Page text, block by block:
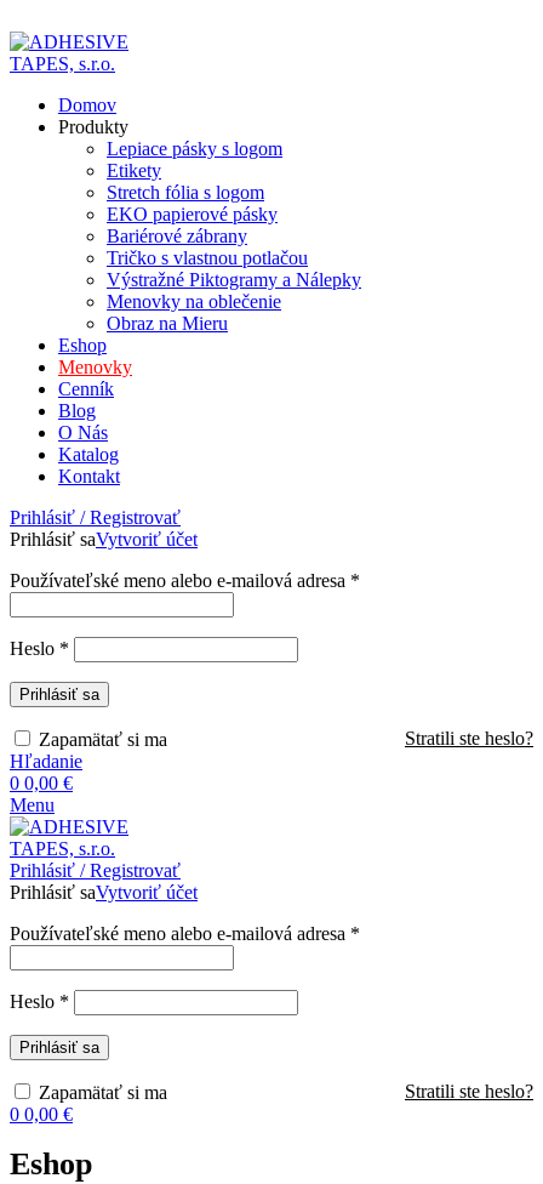
Domov
Produkty
Lepiace pásky s logom
Etikety
Stretch fólia s logom
EKO papierové pásky
Bariérové zábrany
Tričko s vlastnou potlačou
Výstražné Piktogramy a Nálepky
Menovky na oblečenie
Obraz na Mieru
Eshop
Menovky
Cenník
Blog
O Nás
Katalog
Kontakt
Prihlásiť / Registrovať
Prihlásiť saVytvoriť účet
Používateľské meno alebo e-mailová adresa *
Heslo *
Prihlásiť sa
Stratili ste heslo?
Zapamätať si ma
Hľadanie
0 0,00 €
Menu
Prihlásiť / Registrovať
Prihlásiť saVytvoriť účet
Používateľské meno alebo e-mailová adresa *
Heslo *
Prihlásiť sa
Stratili ste heslo?
Zapamätať si ma
0 0,00 €
Eshop